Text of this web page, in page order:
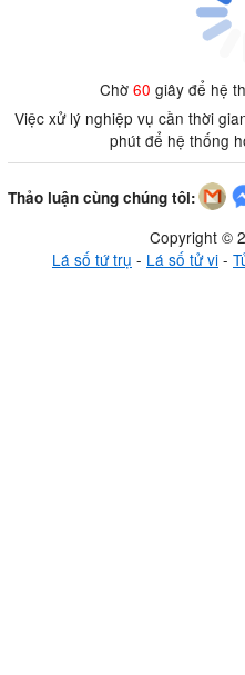
Chờ60 giây để hệ
Việc xử lý nghiệp vụ cần thời
phút để hệ thống
Thảo luận cùng chúng tôi:
Copyright ©
Lá số tứ trụ - Lá số tử vi-